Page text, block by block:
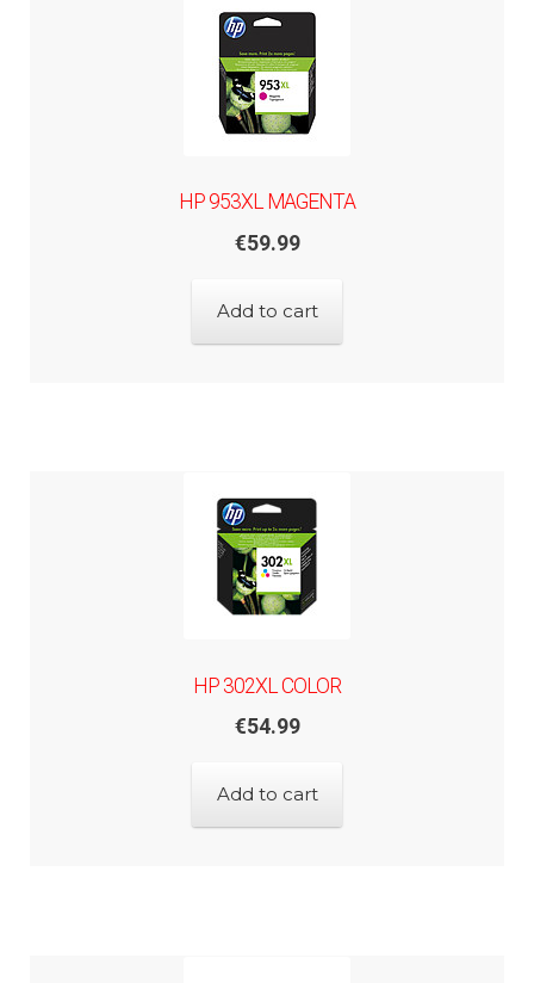
HP 953XL MAGENTA
€59.99
Add to cart
HP 302XL COLOR
€54.99
Add to cart